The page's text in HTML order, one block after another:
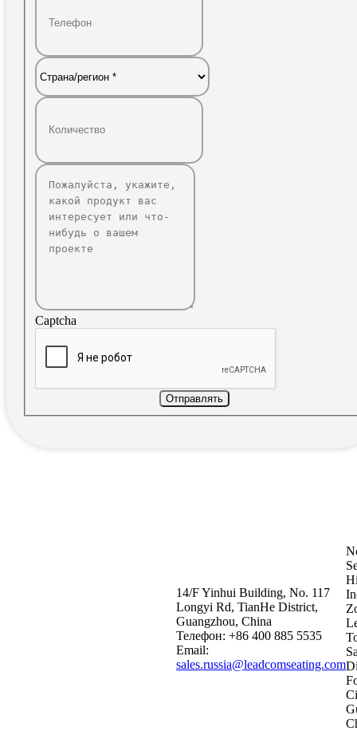
Captcha
Отправлять
14/F Yinhui Building, No. 117
Longyi Rd, TianHe District,
Guangzhou, China
Телефон: +86 400 885 5535
Email:
sales.russia@leadcomseating.com